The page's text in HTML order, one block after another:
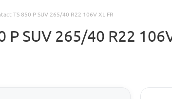
TS 850 P SUV 265/40 R22 106V XL FR
SUV 265/40 R22